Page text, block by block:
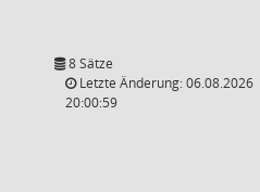
8 Sätze
Letzte Änderung: 06.08.2026
20:00:59